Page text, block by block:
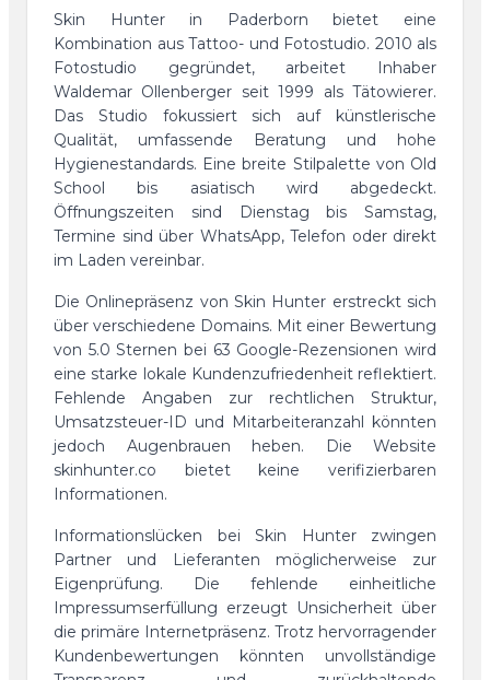
Skin Hunter in Paderborn bietet eine
Kombination aus Tattoo- und Fotostudio. 2010 als
Fotostudio gegründet, arbeitet Inhaber
Waldemar Ollenberger seit 1999 als Tätowierer.
Das Studio fokussiert sich auf künstlerische
Qualität, umfassende Beratung und hohe
Hygienestandards. Eine breite Stilpalette von Old
School bis asiatisch wird abgedeckt.
Öffnungszeiten sind Dienstag bis Samstag,
Termine sind über WhatsApp, Telefon oder direkt
im Laden vereinbar.
Die Onlinepräsenz von Skin Hunter erstreckt sich
über verschiedene Domains. Mit einer Bewertung
von 5.0 Sternen bei 63 Google-Rezensionen wird
eine starke lokale Kundenzufriedenheit reflektiert.
Fehlende Angaben zur rechtlichen Struktur,
Umsatzsteuer-ID und Mitarbeiteranzahl könnten
jedoch Augenbrauen heben. Die Website
skinhunter.co bietet keine verifizierbaren
Informationen.
Informationslücken bei Skin Hunter zwingen
Partner und Lieferanten möglicherweise zur
Eigenprüfung. Die fehlende einheitliche
Impressumserfüllung erzeugt Unsicherheit über
die primäre Internetpräsenz. Trotz hervorragender
Kundenbewertungen könnten unvollständige